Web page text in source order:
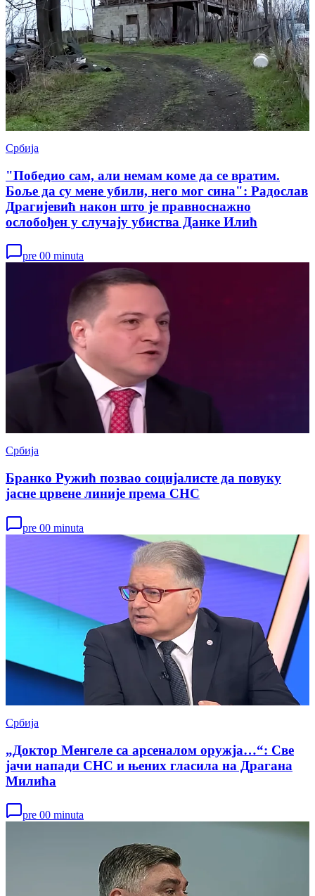
Србија
"Победио сам, али немам коме да се вратим.
Боље да су мене убили, него мог сина": Радослав
Драгијевић након што је правноснажно
ослобођен у случају убиства Данке Илић
pre 00 minuta
Србија
Бранко Ружић позвао социјалисте да повуку
јасне црвене линије према СНС
pre 00 minuta
Србија
„Доктор Менгеле са арсеналом оружја…“: Све
јачи напади СНС и њених гласила на Драгана
Милића
pre 00 minuta